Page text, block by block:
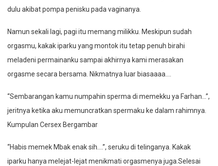
dulu akibat pompa penisku pada vaginanya.
Namun sekali lagi, pagi itu memang milikku. Meskipun sudah
orgasmu, kakak iparku yang montok itu tetap penuh birahi
meladeni permainanku sampai akhirnya kami merasakan
orgasme secara bersama. Nikmatnya luar biasaaaa….
“Sembarangan kamu numpahin sperma di memekku ya Farhan…”,
jeritnya ketika aku memuncratkan spermaku ke dalam rahimnya.
Kumpulan Cersex Bergambar
“Habis memek Mbak enak sih….”, seruku di telinganya. Kakak
iparku hanya melejat-lejat menikmati orgasmenya juga.Selesai